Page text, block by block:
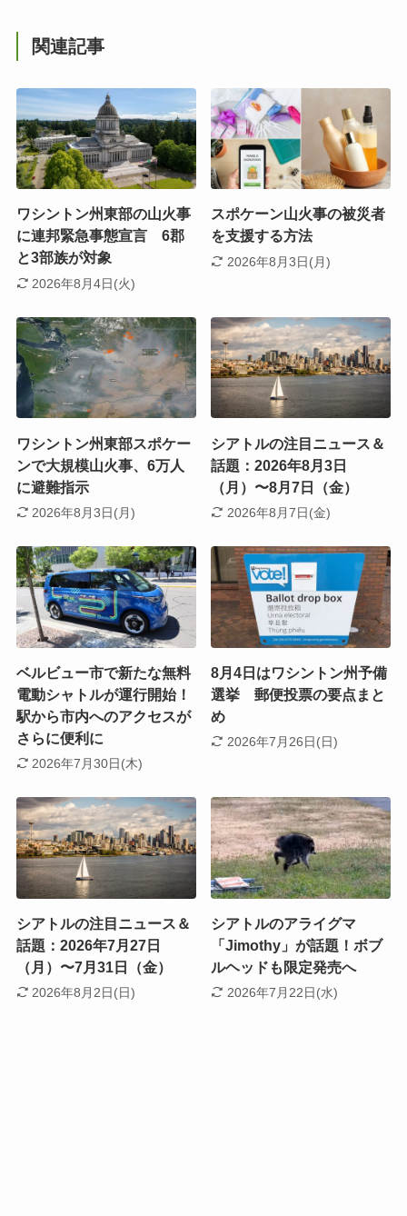
関連記事
ワシントン州東部の山火事
に連邦緊急事態宣言 6郡
と3部族が対象
2026年8月4日(火)
スポケーン山火事の被災者
を支援する方法
2026年8月3日(月)
ワシントン州東部スポケー
ンで大規模山火事、6万人
に避難指示
2026年8月3日(月)
シアトルの注目ニュース＆
話題：2026年8月3日
（月）〜8月7日（金）
2026年8月7日(金)
ベルビュー市で新たな無料
電動シャトルが運行開始！
駅から市内へのアクセスが
さらに便利に
2026年7月30日(木)
8月4日はワシントン州予備
選挙 郵便投票の要点まと
め
2026年7月26日(日)
シアトルの注目ニュース＆
話題：2026年7月27日
（月）〜7月31日（金）
2026年8月2日(日)
シアトルのアライグマ
「Jimothy」が話題！ボブ
ルヘッドも限定発売へ
2026年7月22日(水)